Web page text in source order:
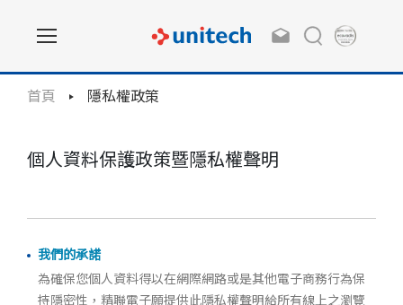
首頁 隱私權政策
個人資料保護政策暨隱私權聲明
我們的承諾
為確保您個人資料得以在網際網路或是其他電子商務行為保
持隱密性，精聯電子願提供此隱私權聲明給所有線上之瀏覽